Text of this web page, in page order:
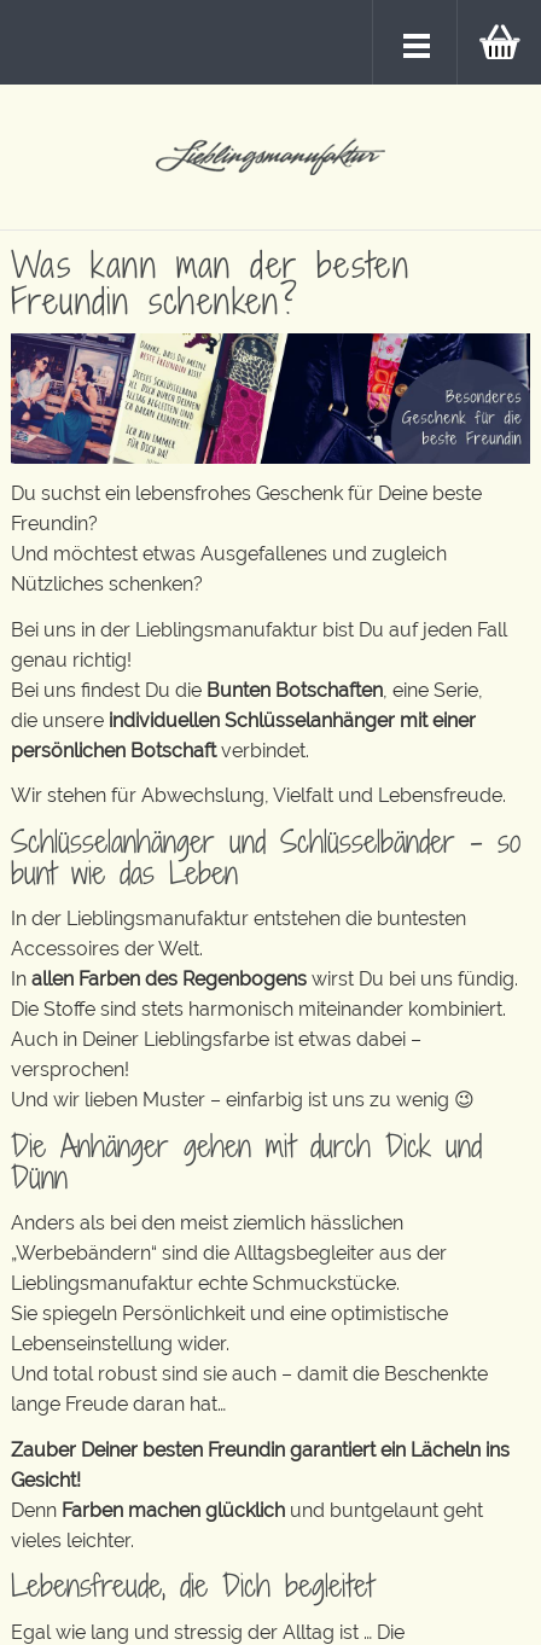
Was kann man der besten
Freundin schenken?
Du suchst ein lebensfrohes Geschenk für Deine beste
Freundin?
Und möchtest etwas Ausgefallenes und zugleich
Nützliches schenken?
Bei uns in der Lieblingsmanufaktur bist Du auf jeden Fall
genau richtig!
Bei uns findest Du die Bunten Botschaften , eine Serie,
die unsere individuellen Schlüsselanhänger mit einer
persönlichen Botschaftverbindet.
Wir stehen für Abwechslung, Vielfalt und Lebensfreude.
Schlüsselanhänger und Schlüsselbänder – so
bunt wie das Leben
In der Lieblingsmanufaktur entstehen die buntesten
Accessoires der Welt.
In allen Farben des Regenbogens wirst Du bei uns fündig.
Die Stoffe sind stets harmonisch miteinander kombiniert.
Auch in Deiner Lieblingsfarbe ist etwas dabei –
versprochen!
Und wir lieben Muster – einfarbig ist uns zu wenig 😉
Die Anhänger gehen mit durch Dick und
Dünn
Anders als bei den meist ziemlich hässlichen
„Werbebändern“ sind die Alltagsbegleiter aus der
Lieblingsmanufaktur echte Schmuckstücke.
Sie spiegeln Persönlichkeit und eine optimistische
Lebenseinstellung wider.
Und total robust sind sie auch – damit die Beschenkte
lange Freude daran hat…
Zauber Deiner besten Freundin garantiert ein Lächeln ins
Gesicht!
Denn Farben machen glücklich und buntgelaunt geht
vieles leichter.
Lebensfreude, die Dich begleitet
Egal wie lang und stressig der Alltag ist … Die